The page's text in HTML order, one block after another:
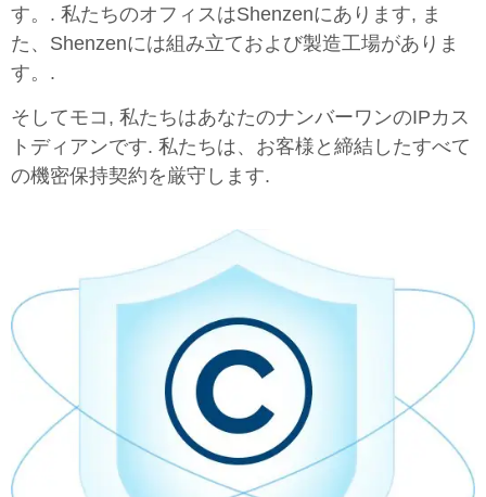
す。. 私たちのオフィスはShenzenにあります, ま
た、Shenzenには組み立ておよび製造工場がありま
す。.
そしてモコ, 私たちはあなたのナンバーワンのIPカス
トディアンです. 私たちは、お客様と締結したすべて
の機密保持契約を厳守します.